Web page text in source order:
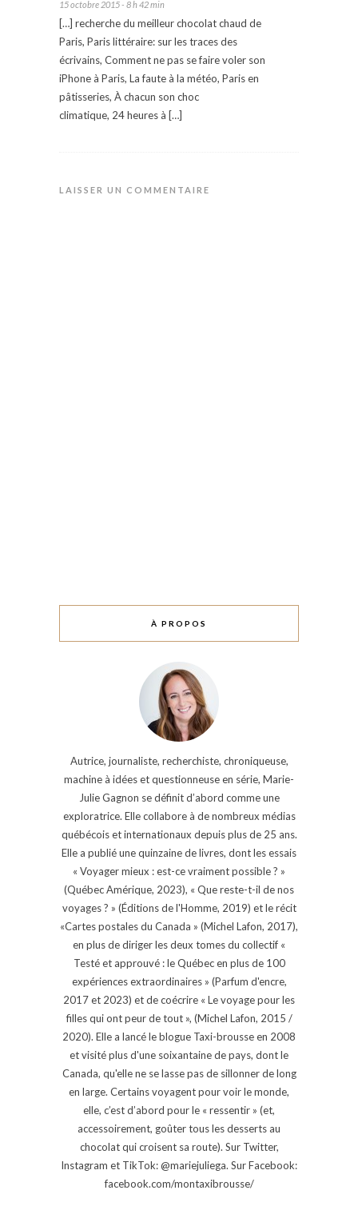
15 octobre 2015 - 8 h 42 min
[…] recherche du meilleur chocolat chaud de
Paris, Paris littéraire: sur les traces des
écrivains, Comment ne pas se faire voler son
iPhone à Paris, La faute à la météo, Paris en
pâtisseries, À chacun son choc
climatique, 24 heures à […]
LAISSER UN COMMENTAIRE
À PROPOS
Autrice, journaliste, recherchiste, chroniqueuse,
machine à idées et questionneuse en série, Marie-
Julie Gagnon se définit d’abord comme une
exploratrice. Elle collabore à de nombreux médias
québécois et internationaux depuis plus de 25 ans.
Elle a publié une quinzaine de livres, dont les essais
« Voyager mieux : est-ce vraiment possible ? »
(Québec Amérique, 2023), « Que reste-t-il de nos
voyages ? » (Éditions de l'Homme, 2019) et le récit
«Cartes postales du Canada » (Michel Lafon, 2017),
en plus de diriger les deux tomes du collectif «
Testé et approuvé : le Québec en plus de 100
expériences extraordinaires » (Parfum d'encre,
2017 et 2023) et de coécrire « Le voyage pour les
filles qui ont peur de tout », (Michel Lafon, 2015 /
2020). Elle a lancé le blogue Taxi-brousse en 2008
et visité plus d'une soixantaine de pays, dont le
Canada, qu'elle ne se lasse pas de sillonner de long
en large. Certains voyagent pour voir le monde,
elle, c’est d’abord pour le « ressentir » (et,
accessoirement, goûter tous les desserts au
chocolat qui croisent sa route). Sur Twitter,
Instagram et TikTok: @mariejuliega. Sur Facebook:
facebook.com/montaxibrousse/